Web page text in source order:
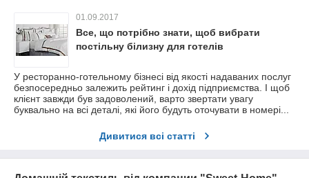
01.09.2017
Все, що потрібно знати, щоб вибрати
постільну білизну для готелів
У ресторанно-готельному бізнесі від якості надаваних послуг
безпосередньо залежить рейтинг і дохід підприємства. І щоб
клієнт завжди був задоволений, варто звертати увагу
буквально на всі деталі, які його будуть оточувати в номері...
Дивитися всі статті